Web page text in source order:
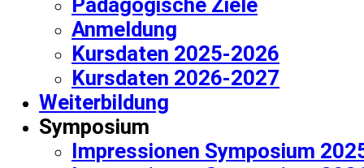
Pädagogische Ziele
Anmeldung
Kursdaten 2025-2026
Kursdaten 2026-2027
Weiterbildung
Symposium
Impressionen Symposium